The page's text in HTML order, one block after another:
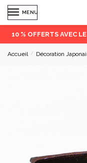
MENU
10 % OFFERTS AVEC
Accueil / Décoration